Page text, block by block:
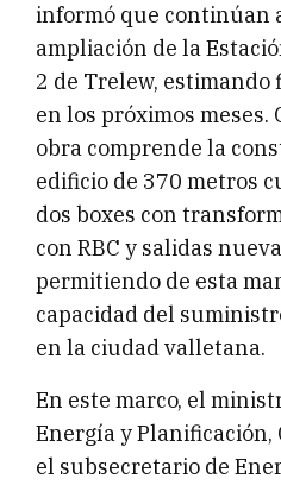
informó que continúan
ampliación de la
2 de Trelew,
en los próximos meses.
obra comprende la
edificio de 370 metros
dos boxes con
con RBC y salidas
permitiendo de esta
capacidad del
en la ciudad valletana.
En este marco, el
Energía y Planificación,
el subsecretario de